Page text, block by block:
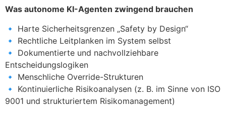
Was autonome KI-Agenten zwingend brauchen
🔹 Harte Sicherheitsgrenzen „Safety by Design“
🔹 Rechtliche Leitplanken im System selbst
🔹 Dokumentierte und nachvollziehbare
Entscheidungslogiken
🔹 Menschliche Override-Strukturen
🔹 Kontinuierliche Risikoanalysen (z. B. im Sinne von ISO
9001 und strukturiertem Risikomanagement)